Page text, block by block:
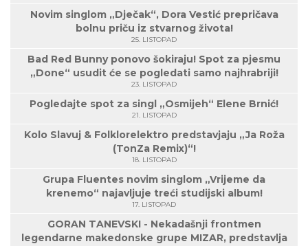
Novim singlom „Dječak“, Dora Vestić prepričava
bolnu priču iz stvarnog života!
25. LISTOPAD
Bad Red Bunny ponovo šokiraju! Spot za pjesmu
„Done“ usudit će se pogledati samo najhrabriji!
23. LISTOPAD
Pogledajte spot za singl „Osmijeh“ Elene Brnić!
21. LISTOPAD
Kolo Slavuj & Folklorelektro predstavjaju „Ja Roža
(TonZa Remix)“!
18. LISTOPAD
Grupa Fluentes novim singlom „Vrijeme da
krenemo“ najavljuje treći studijski album!
17. LISTOPAD
GORAN TANEVSKI - Nekadašnji frontmen
legendarne makedonske grupe MIZAR, predstavlja